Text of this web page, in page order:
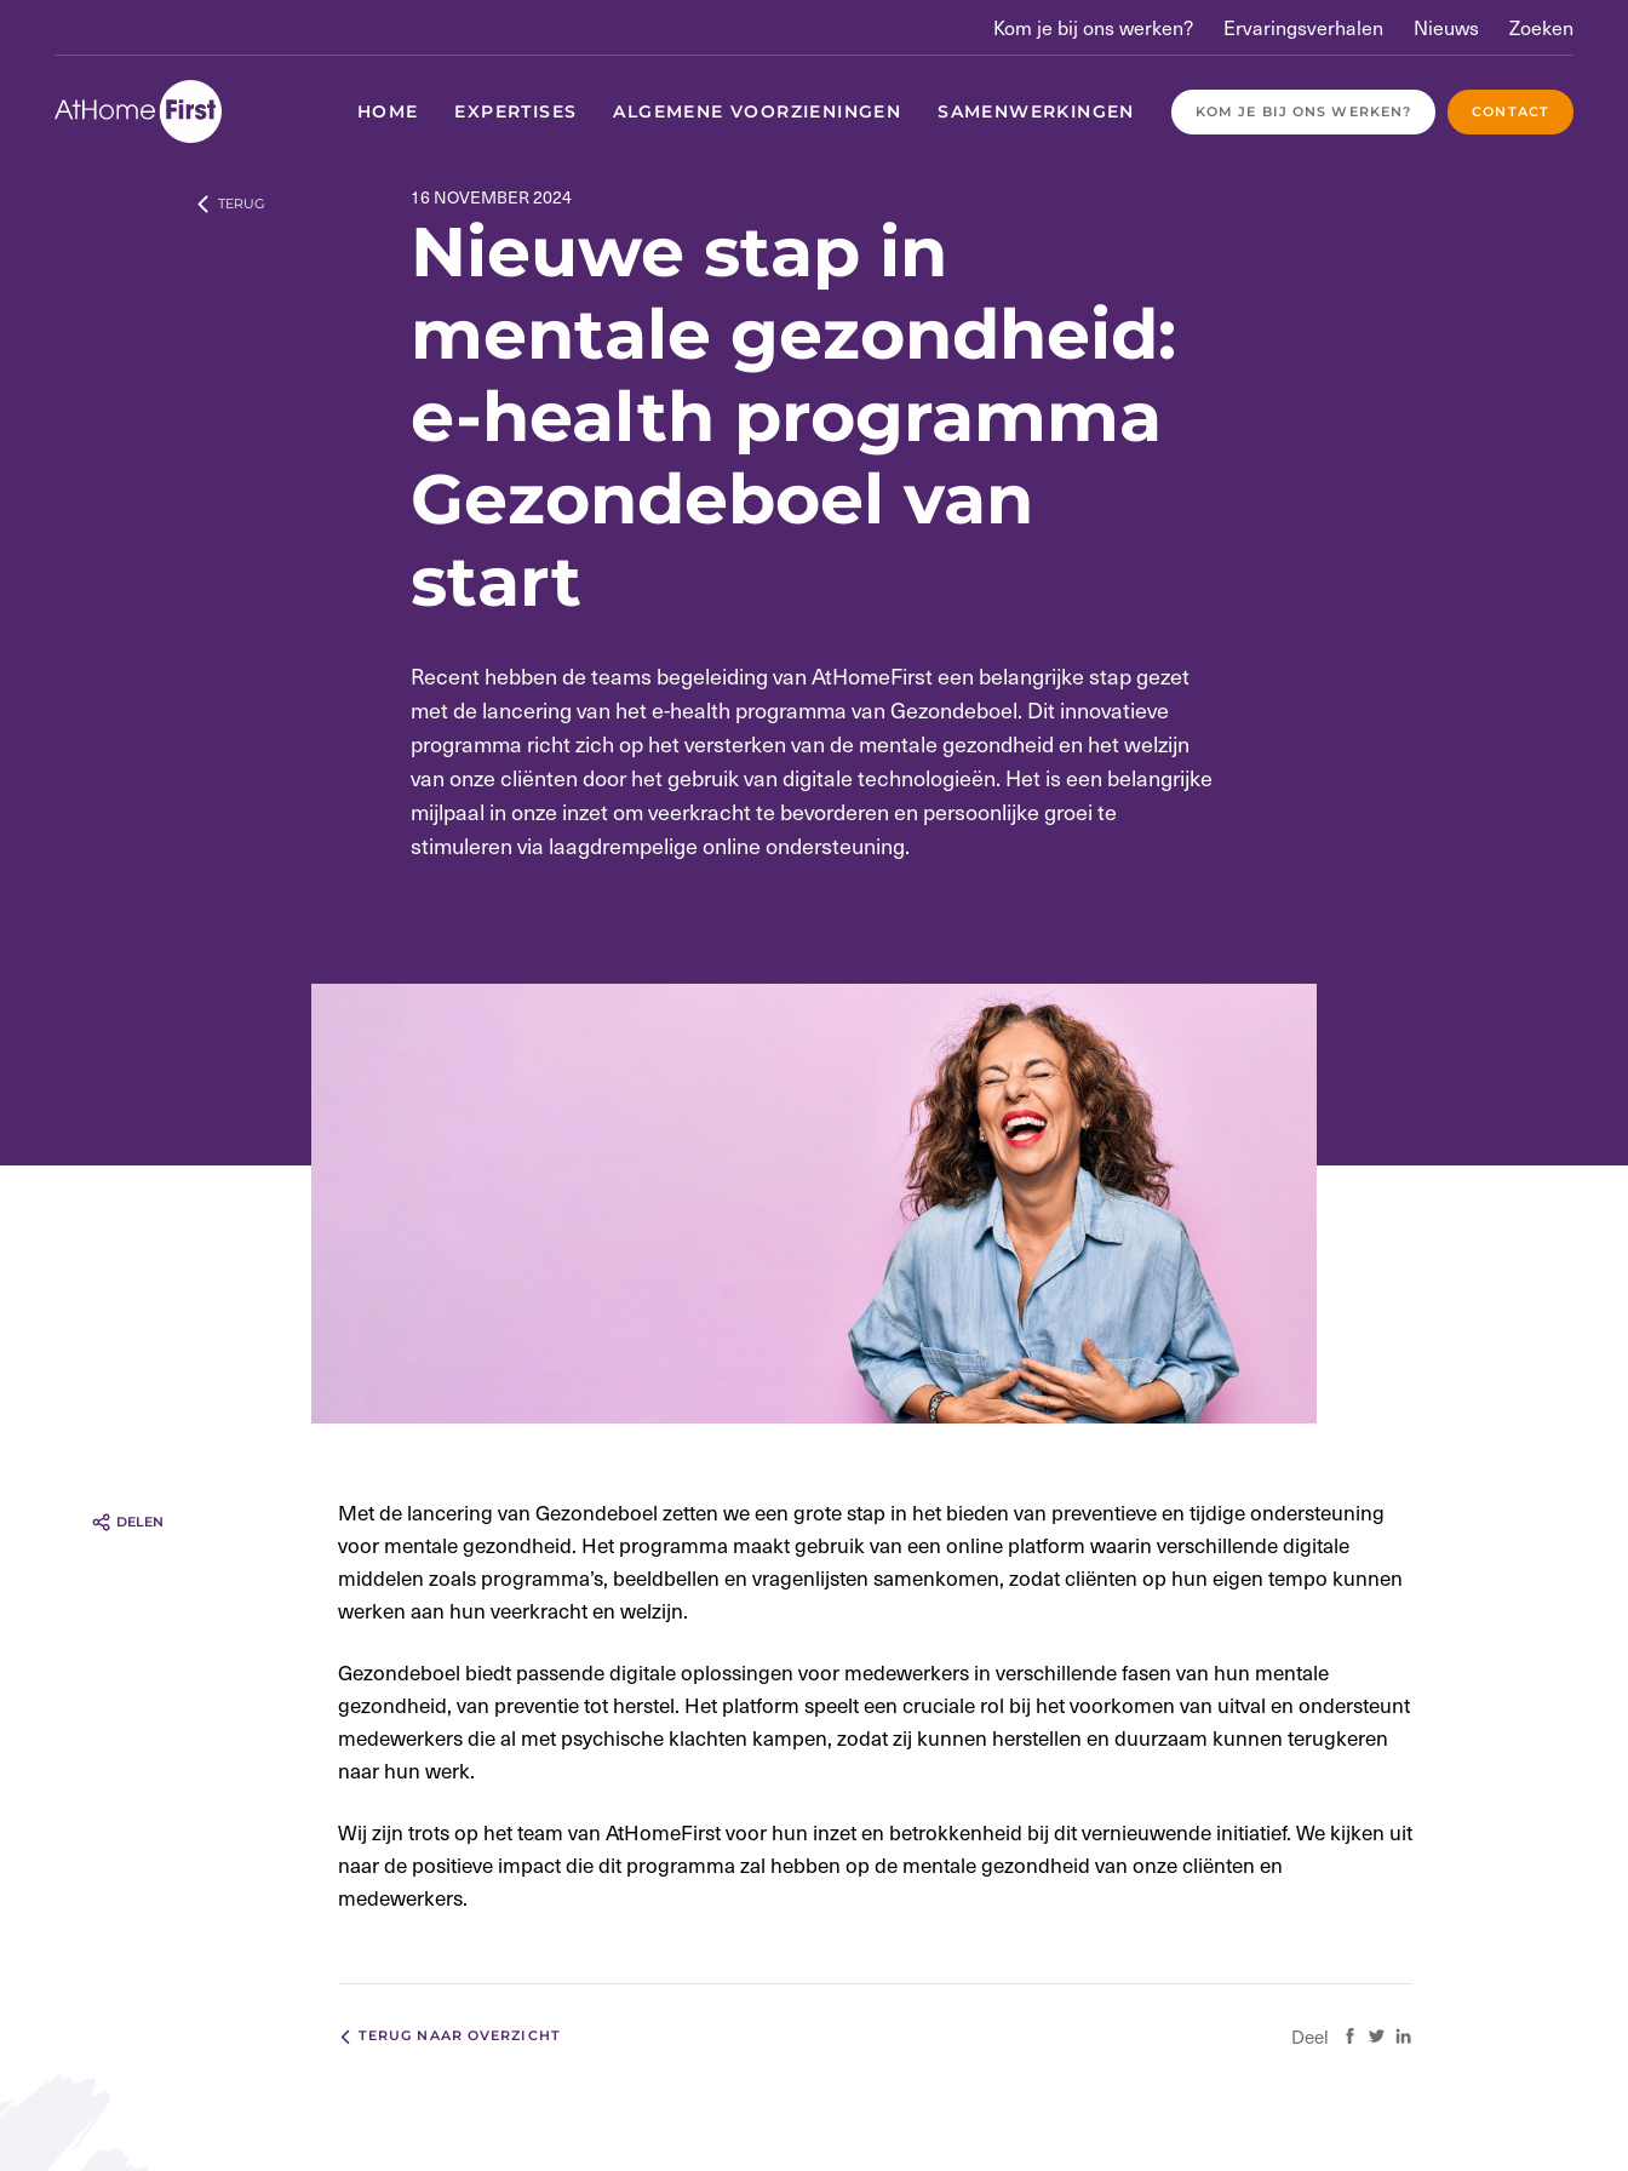
Kom je bij ons werken? Ervaringsverhalen Nieuws Zoeken
HOME EXPERTISES ALGEMENE VOORZIENINGEN SAMENWERKINGEN KOM JE BIJ ONS WERKEN? CONTACT
TERUG 16 NOVEMBER 2024
Nieuwe stap in
mentale gezondheid:
e-health programma
Gezondeboel van
start
Recent hebben de teams begeleiding van AtHomeFirst een belangrijke stap gezet
met de lancering van het e-health programma van Gezondeboel. Dit innovatieve
programma richt zich op het versterken van de mentale gezondheid en het welzijn
van onze cliënten door het gebruik van digitale technologieën. Het is een belangrijke
mijlpaal in onze inzet om veerkracht te bevorderen en persoonlijke groei te
stimuleren via laagdrempelige online ondersteuning.
Met de lancering van Gezondeboel zetten we een grote stap in het bieden van preventieve en tijdige ondersteuning
voor mentale gezondheid. Het programma maakt gebruik van een online platform waarin verschillende digitale
middelen zoals programma’s, beeldbellen en vragenlijsten samenkomen, zodat cliënten op hun eigen tempo kunnen
werken aan hun veerkracht en welzijn.
Gezondeboel biedt passende digitale oplossingen voor medewerkers in verschillende fasen van hun mentale
gezondheid, van preventie tot herstel. Het platform speelt een cruciale rol bij het voorkomen van uitval en ondersteunt
medewerkers die al met psychische klachten kampen, zodat zij kunnen herstellen en duurzaam kunnen terugkeren
naar hun werk.
Wij zijn trots op het team van AtHomeFirst voor hun inzet en betrokkenheid bij dit vernieuwende initiatief. We kijken uit
naar de positieve impact die dit programma zal hebben op de mentale gezondheid van onze cliënten en
medewerkers.
Deel
TERUG NAAR OVERZICHT